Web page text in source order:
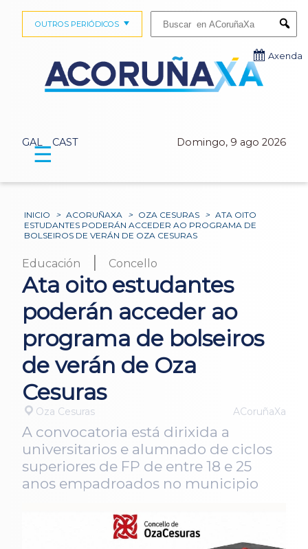
GAL CAST Domingo, 9 ago 2026
OUTROS PERIÓDICOS
Axenda
☰
INICIO > ACORUÑAXA > OZA CESURAS > ATA OITO
ESTUDANTES PODERÁN ACCEDER AO PROGRAMA DE
BOLSEIROS DE VERÁN DE OZA CESURAS
Educación | Concello
Ata oito estudantes
poderán acceder ao
programa de bolseiros
de verán de Oza
Cesuras
Oza Cesuras ACoruñaXa
A convocatoria está dirixida a
universitarios e alumnado de ciclos
superiores de FP de entre 18 e 25
anos empadroados no municipio